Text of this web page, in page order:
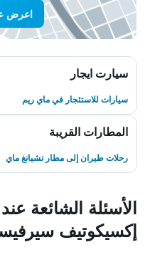
اعرض
سيارت ايجار
سيارات للاستئجار في ماي ريم
المطارات القريبة
رحلات طيران إلى مطار تشيانغ ماي
الأسئلة الشائعة
إكسيكوتيف